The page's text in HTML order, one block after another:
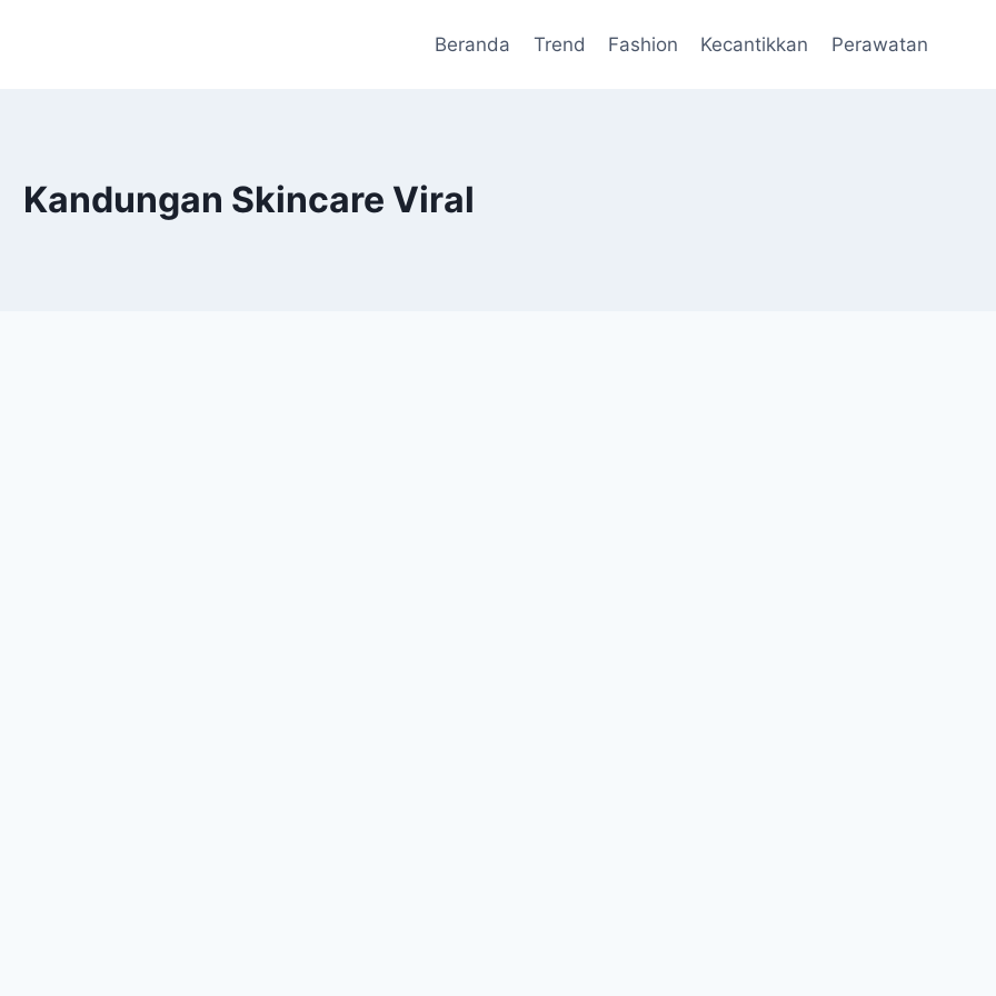
Beranda Trend Fashion Kecantikkan Perawatan
Kandungan Skincare Viral